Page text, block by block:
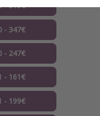
- 319€
- 347€
- 247€
- 161€
- 199€